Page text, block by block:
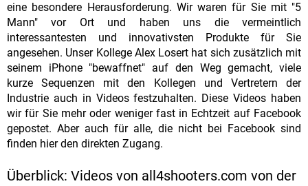
eine besondere Herausforderung. Wir waren für Sie mit "5
Mann" vor Ort und haben uns die vermeintlich
interessantesten und innovativsten Produkte für Sie
angesehen. Unser Kollege Alex Losert hat sich zusätzlich mit
seinem iPhone "bewaffnet" auf den Weg gemacht, viele
kurze Sequenzen mit den Kollegen und Vertretern der
Industrie auch in Videos festzuhalten. Diese Videos haben
wir für Sie mehr oder weniger fast in Echtzeit auf Facebook
gepostet. Aber auch für alle, die nicht bei Facebook sind
finden hier den direkten Zugang.
Überblick: Videos von all4shooters.com von der